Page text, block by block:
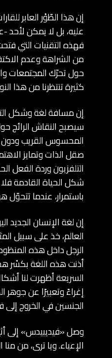
إن هذا الطّوْر العابر
عليه، بل لا يمكن لأحد -
فهذه التقنيات التي
من الشراهة وعدم
حول تحرّك المجتمعات
كثيرة تنتظرنا من هذا
إن مسافة لغة وشكل
سيصبح النقاش الرائج
المحسوس القريب ودون
صقل الذات وتمايز
التلفزيون وردة الفعل
شكل الحياة القادمة
باستمرار، عندما تتحوّل
إن لغة الإنسان الجديد
العالم، خذ على سبيل
الرجل داخل هذه
أذنت هذه اللغة بكسْر
السريعة أظهرت لنا
إغراءً وتعبيرًا عن جوهر
الجنسين في الخروج إلى
وصل «فيديبيدس» إلى
الإعياء. ويا ترى، من